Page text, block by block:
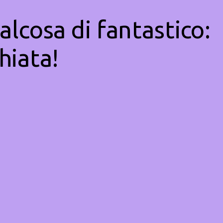
di fantastico: